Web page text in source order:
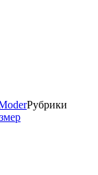
Рубрики